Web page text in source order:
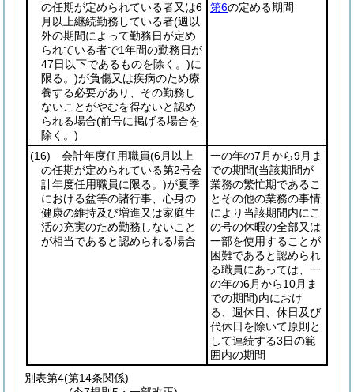
の任期が定められている者又は6
月以上継続勤務している者(週以
外の期間によって勤務日が定め
られている者で1年間の勤務日が
47日以下であるものを除く。)に
限る。)が負傷又は疾病のため療
養する必要があり、その勤務し
ないことがやむを得ないと認め
られる場合(前号に掲げる場合を
除く。)
第6の定める期間
(16) 会計年度任用職員(6月以上
の任期が定められている第2号会
計年度任用職員に限る。)が夏季
における盆等の諸行事、心身の
健康の維持及び増進又は家庭生
活の充実のため勤務しないこと
が相当であると認められる場合
一の年の7月から9月ま
での期間(当該期間が
業務の繁忙期であるこ
とその他の業務の事情
により当該期間内にこ
の号の休暇の全部又は
一部を使用することが
困難であると認められ
る職員にあっては、一
の年の6月から10月ま
での期間)内におけ
る、週休日、休日及び
代休日を除いて原則と
して連続する3日の範
囲内の期間
別表第4(第14条関係)